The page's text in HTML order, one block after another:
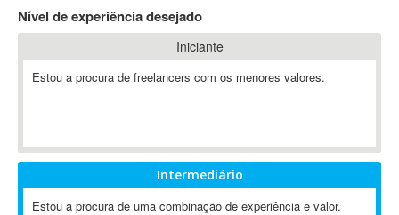
802.11
A&P
A2Billing
ABAP
ABBYY FineReader
Nível de experiência desejado
Iniciante
Estou a procura de freelancers com os menores valores.
Intermediário
Estou a procura de uma combinação de experiência e valor.